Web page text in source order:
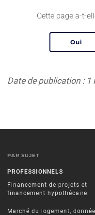
Cette page a-t-
Date de publication : 1
PAR SUJET
PROFESSIONNELS
Financement de projets et
financement hypothécaire
Marché du logement,